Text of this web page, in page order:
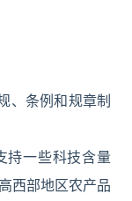
、条例和规章制
持一些科技含量
西部地区农产品